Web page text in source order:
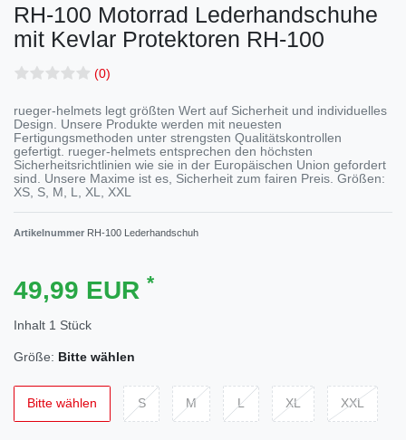
RH-100 Motorrad Lederhandschuhe
mit Kevlar Protektoren RH-100
(0)
rueger-helmets legt größten Wert auf Sicherheit und individuelles
Design. Unsere Produkte werden mit neuesten
Fertigungsmethoden unter strengsten Qualitätskontrollen
gefertigt. rueger-helmets entsprechen den höchsten
Sicherheitsrichtlinien wie sie in der Europäischen Union gefordert
sind. Unsere Maxime ist es, Sicherheit zum fairen Preis. Größen:
XS, S, M, L, XL, XXL
Artikelnummer RH-100 Lederhandschuh
49,99 EUR *
Inhalt 1 Stück
Größe: Bitte wählen
Bitte wählen S M L XL XXL